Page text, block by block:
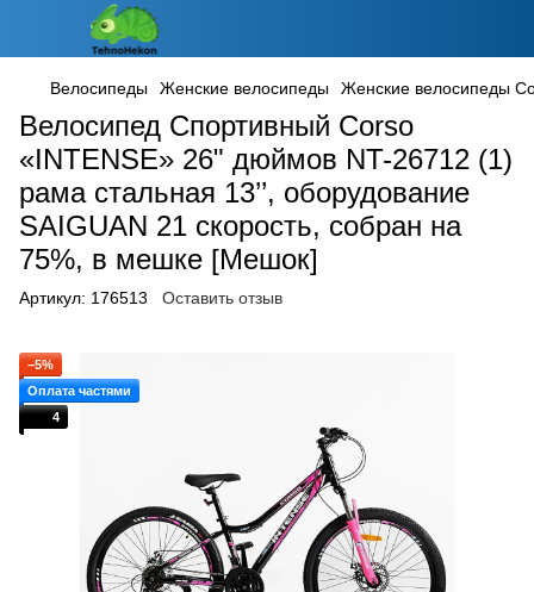
Велосипеды Женские велосипеды Женские велосипеды
Велосипед Спортивный Corso
«INTENSE» 26" дюймов NT-26712 (1)
рама стальная 13’’, оборудование
SAIGUAN 21 скорость, собран на
75%, в мешке [Мешок]
Артикул: 176513 Оставить отзыв
−5%
Оплата частями
4